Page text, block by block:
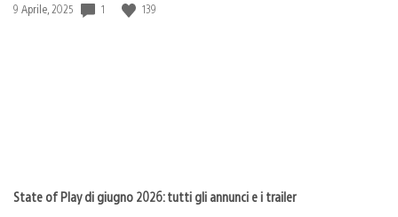
Data
9 Aprile, 2025 1 139
State of Play di giugno 2026: tutti gli annunci e i trailer